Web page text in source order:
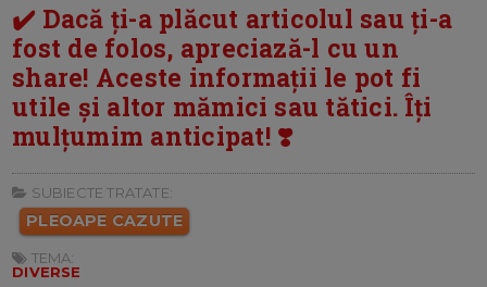
✔️ Dacă ți-a plăcut articolul sau ți-a
fost de folos, apreciază-l cu un
share! Aceste informații le pot fi
utile și altor mămici sau tătici. Îți
mulțumim anticipat! ❣️
SUBIECTE TRATATE:
PLEOAPE CAZUTE
TEMA:
DIVERSE